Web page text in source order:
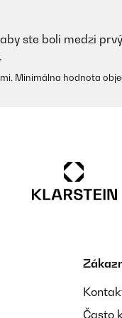
sarten u olla de
un ventilador
ste boli medzi
Minimálna hodnota
Často